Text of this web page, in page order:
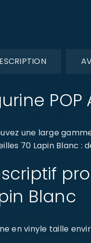
une large
70 Lapin Blanc :
Blanc
en vinyle taille